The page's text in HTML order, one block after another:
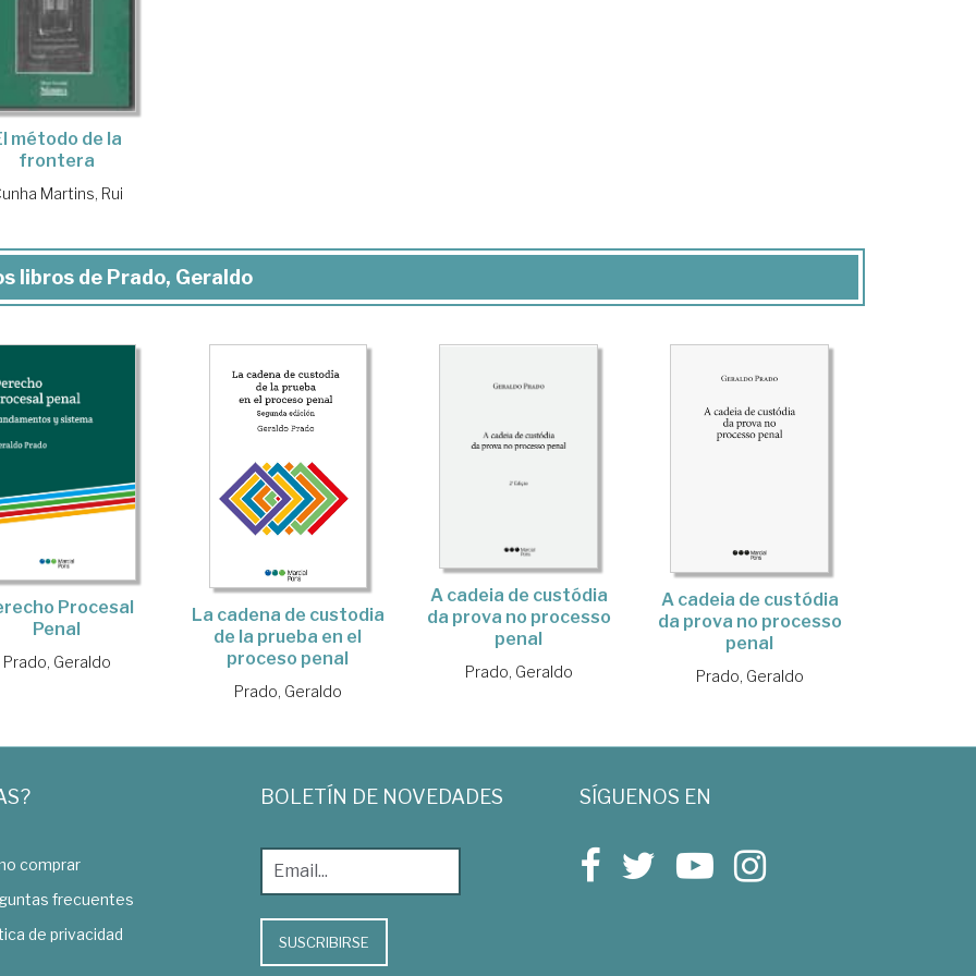
método de la
frontera
Martins, Rui
libros de Prado, Geraldo
Procesal
Penal
Prado, Geraldo
La cadena de custodia
de la prueba en el
proceso penal
Prado, Geraldo
A cadeia de custódia
da prova no processo
penal
Prado, Geraldo
A cadeia de custódia
da prova no processo
penal
Prado, Geraldo
comprar
frecuentes
de privacidad
BOLETÍN DE NOVEDADES
SUSCRIBIRSE
SÍGUENOS EN